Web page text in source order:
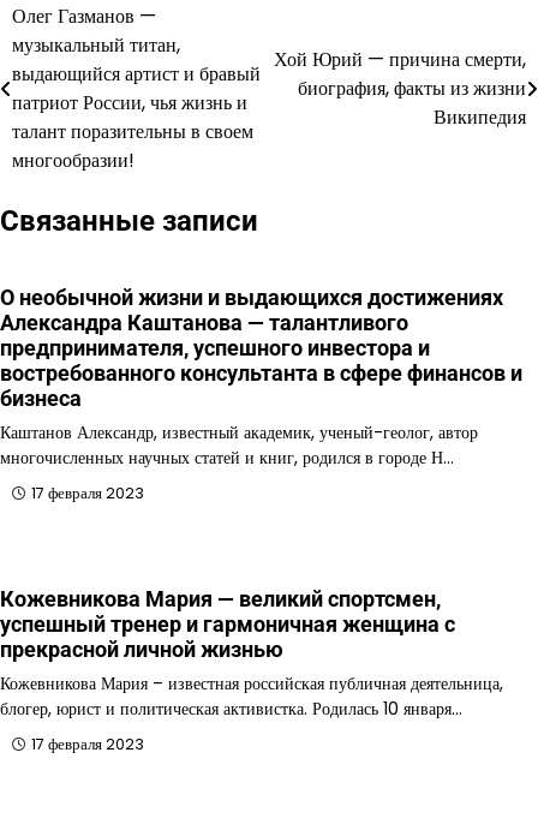
Навигация
по
записям
Олег Газманов —
музыкальный титан,
выдающийся артист и бравый
патриот России, чья жизнь и
талант поразительны в своем
многообразии!
Хой Юрий — причина смерти,
биография, факты из жизни
Википедия
Связанные записи
О необычной жизни и выдающихся достижениях
Александра Каштанова — талантливого
предпринимателя, успешного инвестора и
востребованного консультанта в сфере финансов и
бизнеса
Каштанов Александр, известный академик, ученый-геолог, автор
многочисленных научных статей и книг, родился в городе Н…
17 февраля 2023
Кожевникова Мария — великий спортсмен,
успешный тренер и гармоничная женщина с
прекрасной личной жизнью
Кожевникова Мария – известная российская публичная деятельница,
блогер, юрист и политическая активистка. Родилась 10 января…
17 февраля 2023